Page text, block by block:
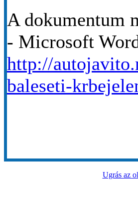
A dokumentum
- Microsoft
http://
baleseti-
Ugrás az